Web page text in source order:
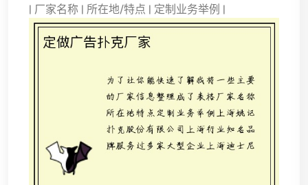
| 厂家名称 | 所在地/特点 | 定制业务举例 |